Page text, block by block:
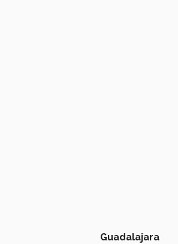
Guadalajara